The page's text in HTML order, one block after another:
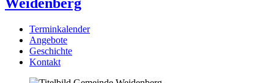
Terminkalender
Angebote
Geschichte
Kontakt